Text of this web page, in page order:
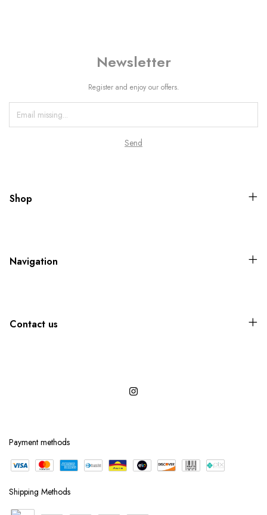
Newsletter
Register and enjoy our offers.
Shop
Navigation
Contact us
Payment methods
Shipping Methods